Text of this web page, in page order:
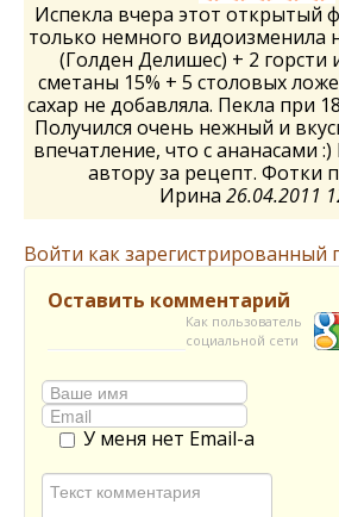
Испекла вчера этот открытый
только немного видоизменила
(Голден Делишес) + 2 горсти
сметаны 15% + 5 столовых
сахар не добавляла. Пекла при
Получился очень нежный и
впечатление, что с ананасами
автору за рецепт. Фотки
Ирина 26.04.2011
Войти как зарегистрированный
Оставить комментарий
Как пользователь
социальной сети
У меня нет Email-а